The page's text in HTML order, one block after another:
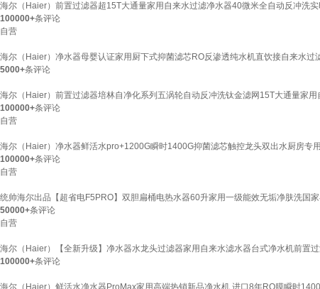
海尔（Haier）前置过滤器超15T大通量家用自来水过滤净水器40微米全自动反冲洗
100000+条评论
自营
海尔（Haier）净水器母婴认证家用厨下式抑菌滤芯RO反渗透纯水机直饮接自来水
5000+条评论
海尔（Haier）前置过滤器培林自净化系列五涡轮自动反冲洗钛金滤网15T大通量家
100000+条评论
自营
海尔（Haier）净水器鲜活水pro+1200G瞬时1400G抑菌滤芯触控龙头双出水厨房专
100000+条评论
自营
统帅海尔出品【超省电F5PRO】双胆扁桶电热水器60升家用一级能效无垢净肤洗国
50000+条评论
自营
海尔（Haier）【全新升级】净水器水龙头过滤器家用自来水滤水器台式净水机前置
100000+条评论
海尔（Haier）鲜活水净水器ProMax家用高端热销新品净水机 进口8年RO膜瞬时